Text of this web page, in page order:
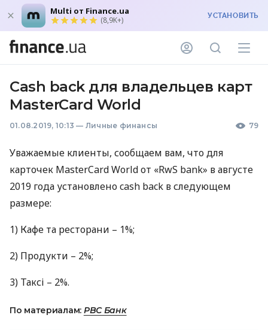
Multi от Finance.ua
(8,9K+) УСТАНОВИТЬ
Сash back для владельцев карт
MasterCard World
01.08.2019, 10:13 — Личные финансы 79
Уважаемые клиенты, сообщаем вам, что для
карточек MasterCard World от «RwS bank» в августе
2019 года установлено cash back в следующем
размере:
1) Кафе та ресторани – 1%;
2) Продукти – 2%;
3) Таксі – 2%.
По материалам: РВС Банк